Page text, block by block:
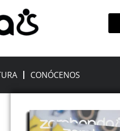
CONÓCENOS